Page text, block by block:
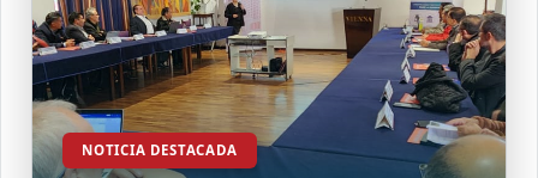
NOTICIA DESTACADA